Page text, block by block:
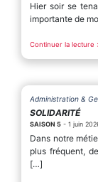
Hier soir se
importante de
Continuer la lecture
Administration &
SOLIDARITÉ
SAISON 5 - 1 juin
Dans notre
plus fréquent,
[…]